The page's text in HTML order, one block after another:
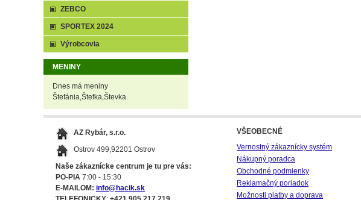
ZEBCO
SPORTEX 2024
Výrobcovia
MENINY
Dnes má meniny
Štefánia,Štefka,Števka.
AZ Rybár, s.r.o.
Ostrov 499,92201 Ostrov
Naše zákaznícke centrum je tu pre vás:
PO-PIA 7:00 - 15:30
E-MAILOM: info@hacik.sk
VŠEOBECNÉ
Vernostný zákaznícky systém
Nákupný poradca
Obchodné podmienky
Reklamačný poriadok
Možnosti platby a doprava